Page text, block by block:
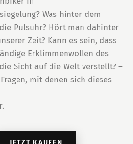
Was hinter dem
Pulsuhr? Hört man dahinter
Zeit? Kann es sein, dass
Erklimmenwollen des
Sicht auf die Welt verstellt? –
mit denen sich dieses
JETZT KAUFEN